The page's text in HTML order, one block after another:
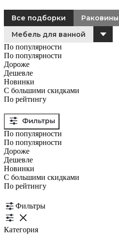
Все подборки
Мебель для ванной
По популярности
По популярности
Дороже
Дешевле
Новинки
С большими скидками
По рейтингу
По популярности
По популярности
Дороже
Дешевле
Новинки
С большими скидками
По рейтингу
Фильтры
Категория